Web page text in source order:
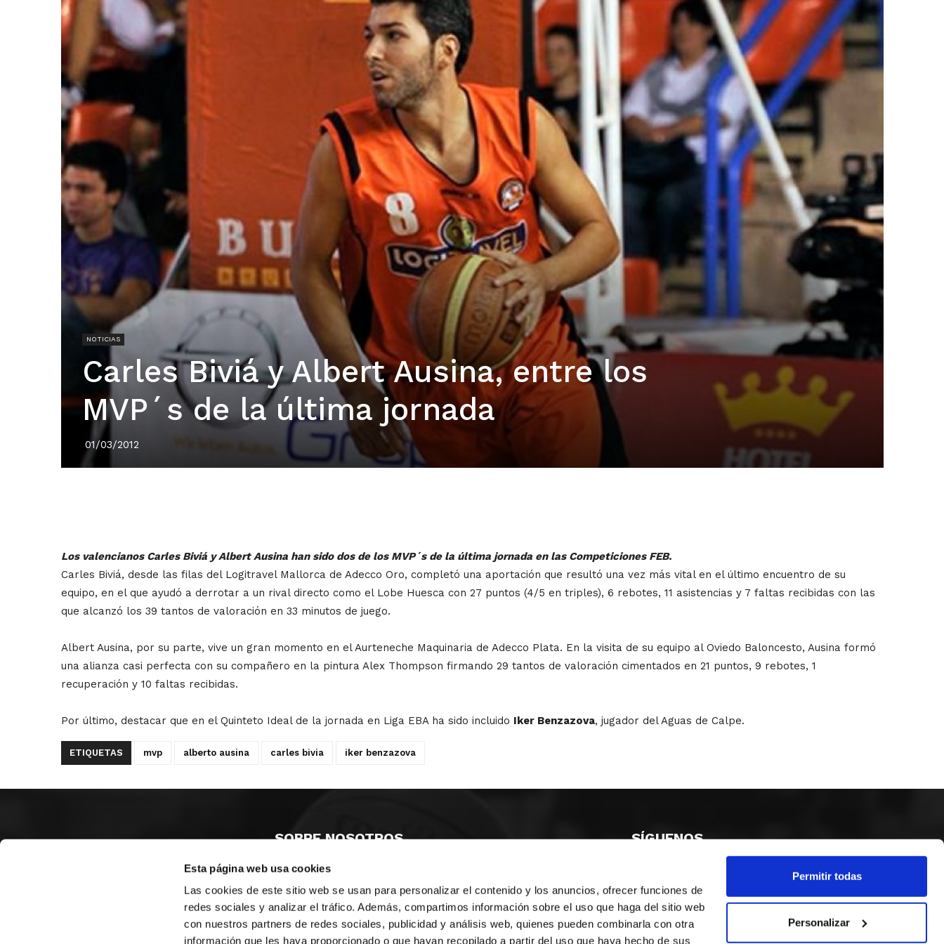
Esta página web usa cookies
Las cookies de este sitio web se usan para personalizar el contenido y los anuncios, ofrecer funciones de
redes sociales y analizar el tráfico. Además, compartimos información sobre el uso que haga del sitio web
con nuestros partners de redes sociales, publicidad y análisis web, quienes pueden combinarla con otra
información que les haya proporcionado o que hayan recopilado a partir del uso que haya hecho de sus
Permitir todas
Personalizar
NOTICIAS
Carles Biviá y Albert Ausina, entre los
MVP´s de la última jornada
01/03/2012
Los valencianos Carles Biviá y Albert Ausina han sido dos de los MVP´s de la última jornada en las Competiciones FEB.
Carles Biviá, desde las filas del Logitravel Mallorca de Adecco Oro, completó una aportación que resultó una vez más vital en el último encuentro de su
equipo, en el que ayudó a derrotar a un rival directo como el Lobe Huesca con 27 puntos (4/5 en triples), 6 rebotes, 11 asistencias y 7 faltas recibidas con las
que alcanzó los 39 tantos de valoración en 33 minutos de juego.
Albert Ausina, por su parte, vive un gran momento en el Aurteneche Maquinaria de Adecco Plata. En la visita de su equipo al Oviedo Baloncesto, Ausina formó
una alianza casi perfecta con su compañero en la pintura Alex Thompson firmando 29 tantos de valoración cimentados en 21 puntos, 9 rebotes, 1
recuperación y 10 faltas recibidas.
Por último, destacar que en el Quinteto Ideal de la jornada en Liga EBA ha sido incluido Iker Benzazova, jugador del Aguas de Calpe.
ETIQUETAS mvp alberto ausina carles bivia iker benzazova
SOBRE NOSOTROS
CASTELLON
VALENCIA
MONESTIR DE POBLET 14 1ª 3º
ALICANTE
CIUDAD DE MATANZAS 12
fbcv@fbcv.es
SÍGUENOS